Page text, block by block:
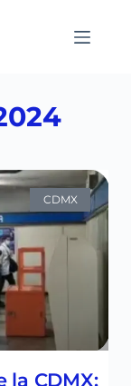
CDMX
la CDMX: